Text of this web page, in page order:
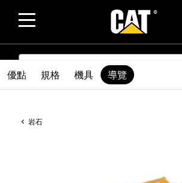
SEARCH
岩石
優點 規格 機具 導覽